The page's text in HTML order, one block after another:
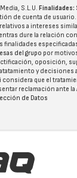
S.L.U. Finalidades:
de cuenta de usuario.
a intereses
dure la relación
finalidades
del grupo por
oposición,
y decisiones
considera que el
reclamación ante la
de Datos